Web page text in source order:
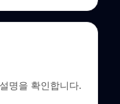
명을 확인합니다.